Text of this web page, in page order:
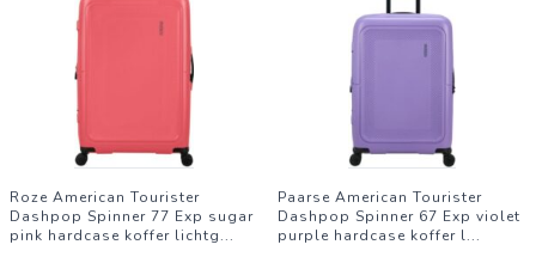
Roze American Tourister
Dashpop Spinner 77 Exp sugar
pink hardcase koffer lichtg...
Paarse American Tourister
Dashpop Spinner 67 Exp violet
purple hardcase koffer l...